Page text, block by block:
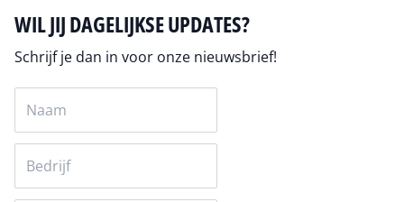
WIL JIJ DAGELIJKSE UPDATES?
Schrijf je dan in voor onze nieuwsbrief!